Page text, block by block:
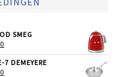
SMEG
IS:DEMEYERE